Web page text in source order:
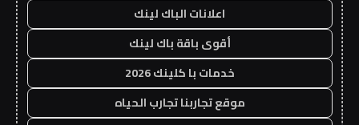
اعلانات الباك لينك
أقوى باقة باك لينك
خدمات با كلينك 2026
موقع تجاربنا تجارب الحياه